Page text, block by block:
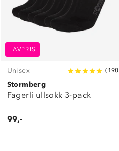
LAVPRIS
Unisex ( 190
Stormberg
Fagerli ullsokk 3-pack
99,-